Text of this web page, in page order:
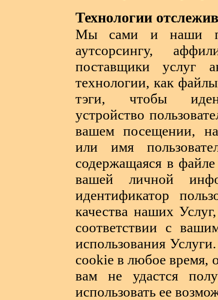
Технологии
Мы сами и наши
аутсорсингу,
поставщики услуг
технологии, как
тэги, чтобы
устройство
вашем посещении,
или имя
содержащаяся в
вашей личной
идентификатор
качества наших
соответствии с
использования
cookie в любое время,
вам не удастся
использовать ее